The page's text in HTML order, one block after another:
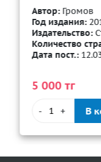
Автор:Громов
Год издания:
Издательство:
Количество
Дата пост.:
5 000 тг
- + В